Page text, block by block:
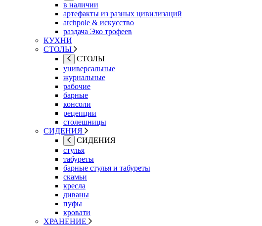
в наличии
артефакты из разных цивилизаций
archpole & искусство
раздача Эко трофеев
КУХНИ
СТОЛЫ
СТОЛЫ
универсальные
журнальные
рабочие
барные
консоли
рецепции
столешницы
СИДЕНИЯ
СИДЕНИЯ
стулья
табуреты
барные стулья и табуреты
скамьи
кресла
диваны
пуфы
кровати
ХРАНЕНИЕ